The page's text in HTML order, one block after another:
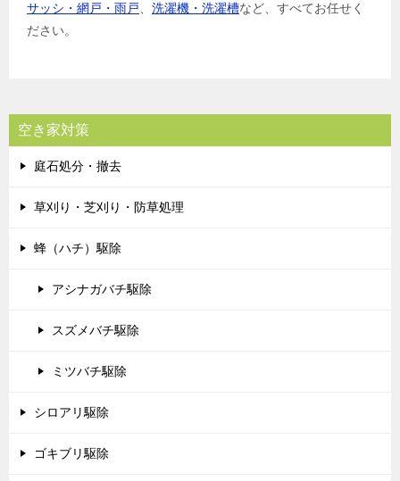
サッシ・網戸・雨戸
洗濯機・洗濯槽など、すべてお任せく
ださい。
空き家対策
庭石処分・撤去
草刈り・芝刈り・防草処理
蜂（ハチ）駆除
アシナガバチ駆除
スズメバチ駆除
ミツバチ駆除
シロアリ駆除
ゴキブリ駆除